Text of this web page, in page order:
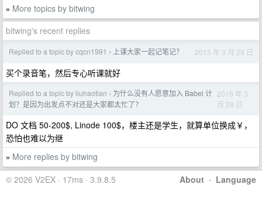
» More topics by bitwing
bitwing's recent replies
Replied to a topic by cqcn1991 › 上课大家一起记笔记？ 2015 年 3 月 29 日
买个录音笔，然后专心听课就好
Replied to a topic by liuhaotian › 为什么没有人愿意加入 Babel 计
划？是因为出发点不对还是大家都太忙了？
2015 年 3
月 28 日
DO 文档 50-200$, Linode 100$，楼主还是学生，就算单位换成￥，
恐怕也难以为继
» More replies by bitwing
About · Language
© 2026 V2EX · 17ms · 3.9.8.5